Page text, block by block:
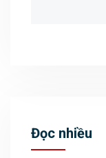
Đọc nhiều